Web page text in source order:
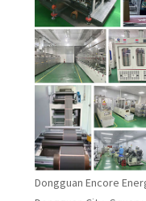
Dongguan Encore